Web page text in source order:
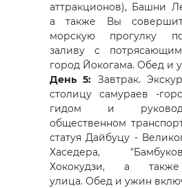
аттракционов), Башни
а также Вы
морскую прогулку
заливу с
город Йокогама. Обед и
День 5: Завтрак.
столицу самураев -
гидом и
общественном
статуя Дайбуцу -
Хаседера,
Хококудзи, а также
улица. Обед и ужин